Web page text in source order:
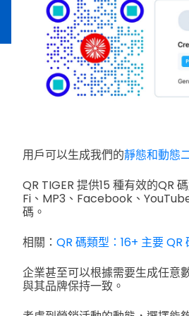
用戶可以生成我們的靜態和動態
QR TIGER 提供15 種有效的QR
Fi、MP3、Facebook、
碼。
相關： QR 碼類型：16+ 主要 QR
企業甚至可以根據需要生成任意
與其品牌保持一致。